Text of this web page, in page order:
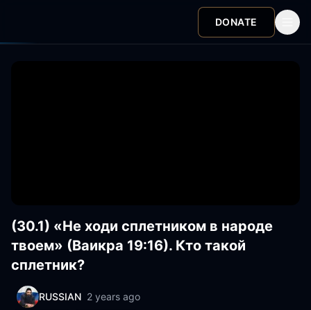
DONATE
(30.1) «Не ходи сплетником в народе
твоем» (Ваикра 19:16). Кто такой
сплетник?
RUSSIAN 2 years ago